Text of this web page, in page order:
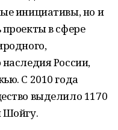
инициативы, но и
в сфере
России,
С 2010 года
выделило 1170
Шойгу.